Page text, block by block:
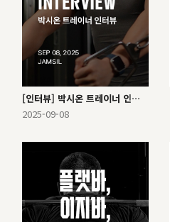
[인터뷰] 박시온 트레이너 인터뷰
2025-09-08